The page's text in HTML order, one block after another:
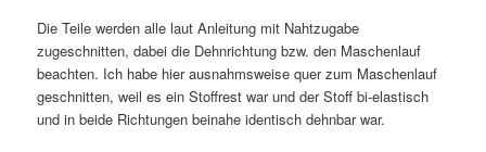
Die Teile werden alle laut Anleitung mit Nahtzugabe
zugeschnitten, dabei die Dehnrichtung bzw. den Maschenlauf
beachten. Ich habe hier ausnahmsweise quer zum Maschenlauf
geschnitten, weil es ein Stoffrest war und der Stoff bi-elastisch
und in beide Richtungen beinahe identisch dehnbar war.